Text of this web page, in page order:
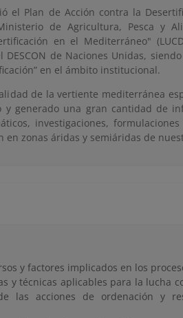
el Plan de Acción contra la
de Agricultura, Pesca y
en el Mediterráneo"
DESCON de Naciones Unidas,
en el ámbito institucional.
de la vertiente mediterránea
generado una gran cantidad de
investigaciones,
en zonas áridas y semiáridas de
y factores implicados en los
y técnicas aplicables para la lucha
las acciones de ordenación y